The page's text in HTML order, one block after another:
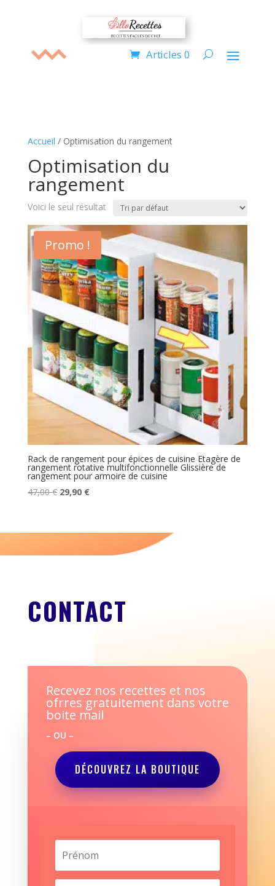
Articles 0
Accueil / Optimisation du rangement
Optimisation du
rangement
Voici le seul résultat
Promo !
Rack de rangement pour épices de cuisine Etagère de
rangement rotative multifonctionnelle Glissière de
rangement pour armoire de cuisine
47,00€ Le
était :
29,90 €Le
est :
CONTACT
Recevez nos recettes et nos
ofrres gratuitement dans votre
boite mail
– OU –
DÉCOUVREZ LA BOUTIQUE